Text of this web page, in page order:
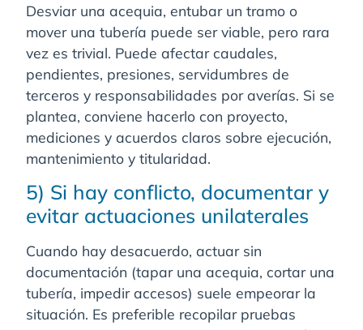
Desviar una acequia, entubar un tramo o
mover una tubería puede ser viable, pero rara
vez es trivial. Puede afectar caudales,
pendientes, presiones, servidumbres de
terceros y responsabilidades por averías. Si se
plantea, conviene hacerlo con proyecto,
mediciones y acuerdos claros sobre ejecución,
mantenimiento y titularidad.
5) Si hay conflicto, documentar y
evitar actuaciones unilaterales
Cuando hay desacuerdo, actuar sin
documentación (tapar una acequia, cortar una
tubería, impedir accesos) suele empeorar la
situación. Es preferible recopilar pruebas